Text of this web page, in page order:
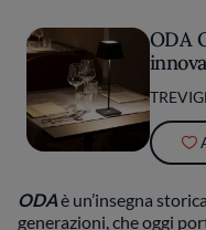
ODA
ODAè un’insegna
generazioni, che oggi